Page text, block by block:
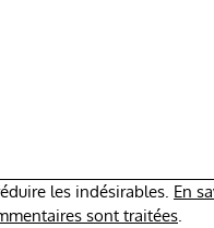
les indésirables. En
sont traitées.